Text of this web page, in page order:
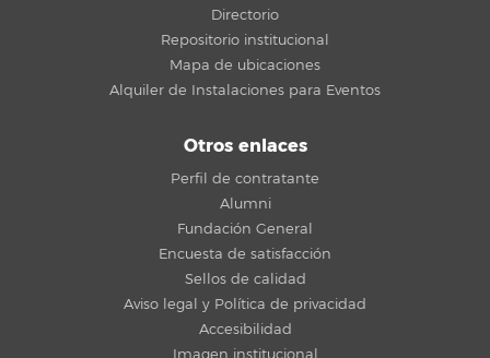
Directorio
Repositorio institucional
Mapa de ubicaciones
Alquiler de Instalaciones para Eventos
Otros enlaces
Perfil de contratante
Alumni
Fundación General
Encuesta de satisfacción
Sellos de calidad
Aviso legal y Política de privacidad
Accesibilidad